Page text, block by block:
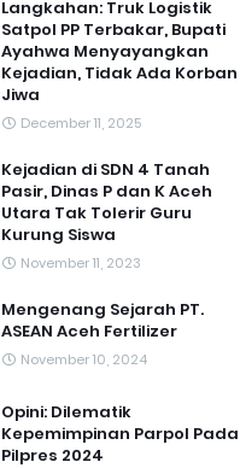
Langkahan: Truk Logistik
Satpol PP Terbakar, Bupati
Ayahwa Menyayangkan
Kejadian, Tidak Ada Korban
Jiwa
December 11, 2025
Kejadian di SDN 4 Tanah
Pasir, Dinas P dan K Aceh
Utara Tak Tolerir Guru
Kurung Siswa
November 11, 2023
Mengenang Sejarah PT.
ASEAN Aceh Fertilizer
November 10, 2024
Opini: Dilematik
Kepemimpinan Parpol Pada
Pilpres 2024